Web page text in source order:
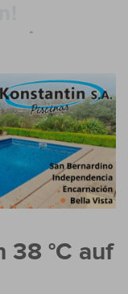
38 °C auf